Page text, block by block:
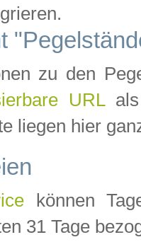
zu den
URLals
liegen hier
können
31 Tage